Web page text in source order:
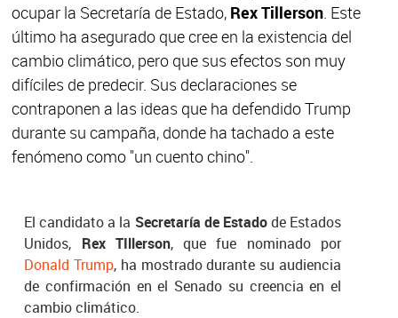
ocupar la Secretaría de Estado, Rex Tillerson. Este
último ha asegurado que cree en la existencia del
cambio climático, pero que sus efectos son muy
difíciles de predecir. Sus declaraciones se
contraponen a las ideas que ha defendido Trump
durante su campaña, donde ha tachado a este
fenómeno como "un cuento chino".
El candidato a la Secretaría de Estadode Estados
Unidos, Rex TIllerson, que fue nominado por
Donald Trump, ha mostrado durante su audiencia
de confirmación en el Senado su creencia en el
cambio climático.